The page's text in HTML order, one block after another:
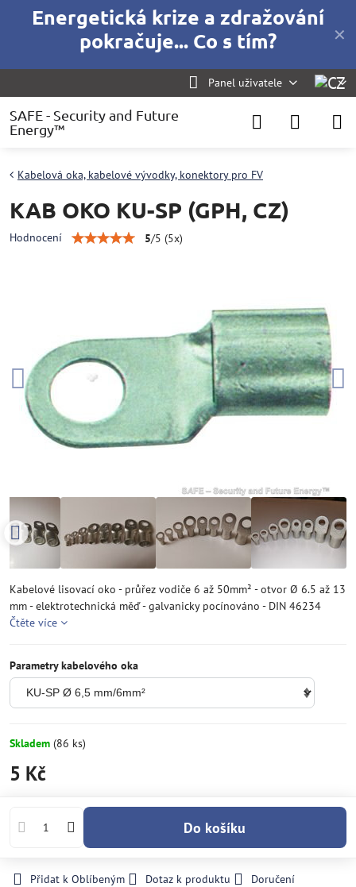
✕
Energetická krize a zdražování
pokračuje... Co s tím?
Panel uživatele
SAFE - Security and Future
Energy™
Kabelová oka, kabelové vývodky, konektory pro FV
KAB OKO KU-SP (GPH, CZ)
Hodnocení 5/5 (5x)
Kabelové lisovací oko - průřez vodiče 6 až 50mm² - otvor Ø 6.5 až 13
mm - elektrotechnická měď - galvanicky pocínováno - DIN 46234
Čtěte více
Parametry kabelového oka
Skladem (86 ks)
5 Kč
Do košíku
Přidat k Oblíbeným Dotaz k produktu
Doručení